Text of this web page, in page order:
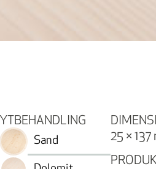
YTBEHANDLING
Sand 25 × 137